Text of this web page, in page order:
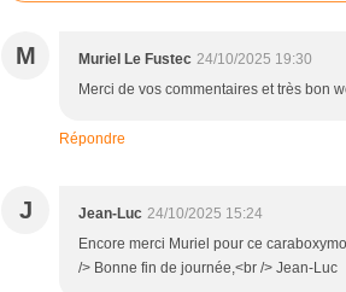
M Muriel Le Fustec 24/10/2025 19:30
Merci de vos commentaires et très bon
Répondre
J Jean-Luc 24/10/2025 15:24
Encore merci Muriel pour ce
/> Bonne fin de journée,<br /> Jean-Luc